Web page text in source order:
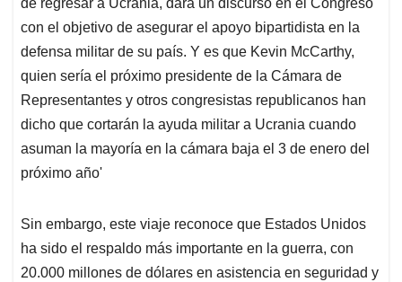
de regresar a Ucrania, dará un discurso en el Congreso
con el objetivo de asegurar el apoyo bipartidista en la
defensa militar de su país. Y es que Kevin McCarthy,
quien sería el próximo presidente de la Cámara de
Representantes y otros congresistas republicanos han
dicho que cortarán la ayuda militar a Ucrania cuando
asuman la mayoría en la cámara baja el 3 de enero del
próximo año'
Sin embargo, este viaje reconoce que Estados Unidos
ha sido el respaldo más importante en la guerra, con
20.000 millones de dólares en asistencia en seguridad y